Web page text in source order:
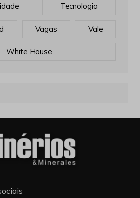
Tecnologia
Vagas Vale
White House